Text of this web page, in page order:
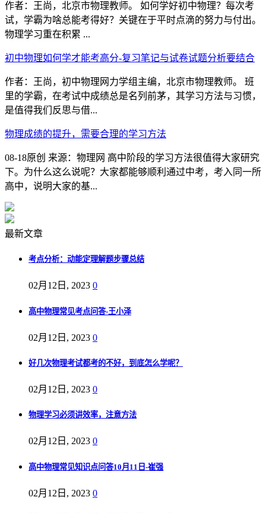
作者：王尚，北京市物理教师。 如何学好初中物理？每次考
试，学霸为啥总能考得好？关键在于平时点滴的努力与付出。
物理学习重在积累 ...
初中物理如何学才能考高分-复习笔记与试卷试题分析要结合
作者：王尚，初中物理网力学组主编，北京市物理教师。 班
里的学霸，在考试中成绩总是名列前茅，其学习方法与习惯，
是值得我们反思与借...
物理成绩的提升，需要合理的学习方法
08-18原创 来源：物理网 高中阶段的学习方法很值得大家研究
下。为什么这么说呢？大家都能够顺利通过中考，考入同一所
高中，说明大家的基...
最新文章
考点分析：动能定理解题步骤总结
02月12日, 2023 0
高中物理常见考点问答-王小泽
02月12日, 2023 0
好几次物理考试都考的不好，到底怎么学呢？
02月12日, 2023 0
物理学习必须讲效率，注意方法
02月12日, 2023 0
高中物理常见知识点问答10月11日-崔强
02月12日, 2023 0